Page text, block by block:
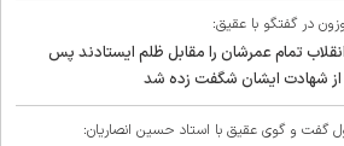
در گفتگو با عقیق:
تمام عمرشان را مقابل ظلم ایستادند پس
از شهادت ایشان شگفت زده شد
و گوی عقیق با استاد حسین انصاریان: